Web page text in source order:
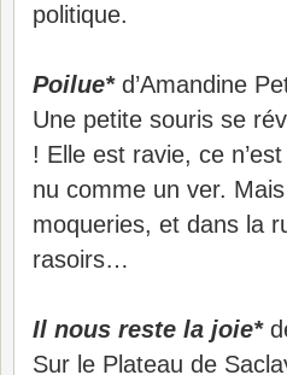
politique.
Poilue*d’Amandine
Une petite souris se
! Elle est ravie, ce
nu comme un ver.
moqueries, et dans la
rasoirs…
Il nous reste la joie*
Sur le Plateau de